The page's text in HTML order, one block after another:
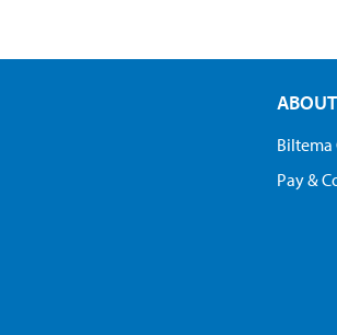
Biltema
Pay &